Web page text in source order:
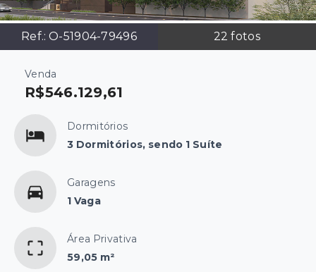
Ref.:O-51904-79496 22 fotos
Venda
R$546.129,61
Dormitórios
3 Dormitórios, sendo 1 Suíte
Garagens
1 Vaga
Área Privativa
59,05 m²